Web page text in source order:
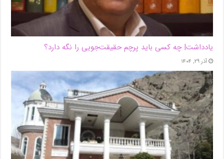
یادداشت| ‌چه کسی باید پرچم حقیقت‌جویی را نگه دارد؟
آذر ۲۹, ۱۴۰۴